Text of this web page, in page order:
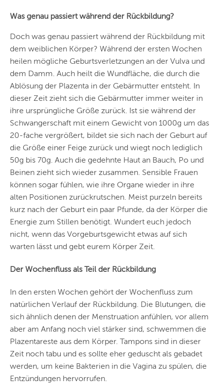
Was genau passiert während der Rückbildung?
Doch was genau passiert während der Rückbildung mit
dem weiblichen Körper? Während der ersten Wochen
heilen mögliche Geburtsverletzungen an der Vulva und
dem Damm. Auch heilt die Wundfläche, die durch die
Ablösung der Plazenta in der Gebärmutter entsteht. In
dieser Zeit zieht sich die Gebärmutter immer weiter in
ihre ursprüngliche Größe zurück. Ist sie während der
Schwangerschaft mit einem Gewicht von 1000g um das
20-fache vergrößert, bildet sie sich nach der Geburt auf
die Größe einer Feige zurück und wiegt noch lediglich
50g bis 70g. Auch die gedehnte Haut an Bauch, Po und
Beinen zieht sich wieder zusammen. Sensible Frauen
können sogar fühlen, wie ihre Organe wieder in ihre
alten Positionen zurückrutschen. Meist purzeln bereits
kurz nach der Geburt ein paar Pfunde, da der Körper die
Energie zum Stillen benötigt. Wundert euch jedoch
nicht, wenn das Vorgeburtsgewicht etwas auf sich
warten lässt und gebt eurem Körper Zeit.
Der Wochenfluss als Teil der Rückbildung
In den ersten Wochen gehört der Wochenfluss zum
natürlichen Verlauf der Rückbildung. Die Blutungen, die
sich ähnlich denen der Menstruation anfühlen, vor allem
aber am Anfang noch viel stärker sind, schwemmen die
Plazentareste aus dem Körper. Tampons sind in dieser
Zeit noch tabu und es sollte eher geduscht als gebadet
werden, um keine Bakterien in die Vagina zu spülen, die
Entzündungen hervorrufen.